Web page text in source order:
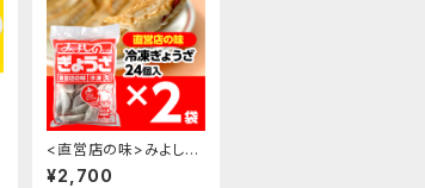
<直営店の味>みよしの
冷凍生ぎょうざ×2袋
¥2,700